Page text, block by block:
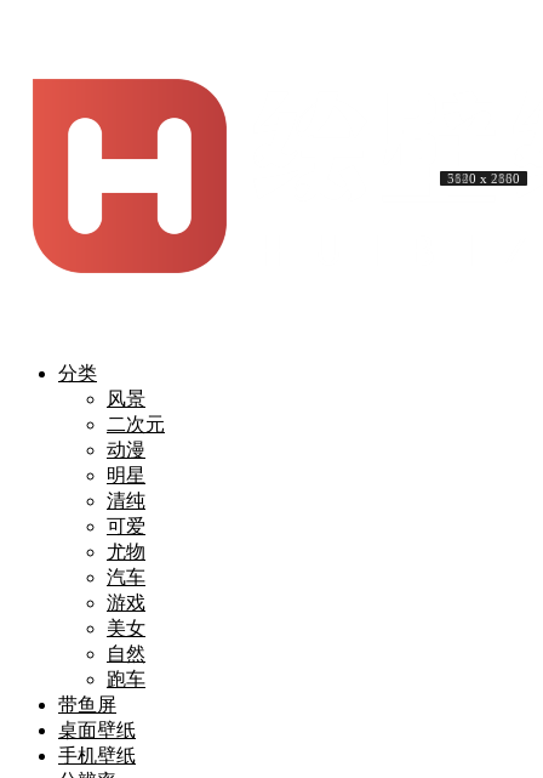
分类
风景
二次元
动漫
明星
清纯
可爱
尤物
汽车
游戏
美女
自然
跑车
带鱼屏
桌面壁纸
手机壁纸
3840 x 2160
4032 x 2268
5120 x 3200
3840 x 2160
3840 x 2160
4078 x 2160
5500 x 2649
7680 x 4320
3840 x 2160
5120 x 2880